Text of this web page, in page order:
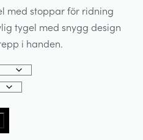
med stoppar för ridning
tygel med snygg design
i handen.